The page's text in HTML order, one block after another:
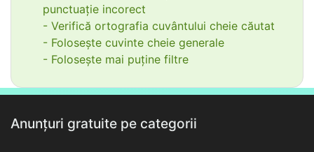
punctuație incorect
- Verifică ortografia cuvântului cheie căutat
- Folosește cuvinte cheie generale
- Folosește mai puține filtre
Anunțuri gratuite pe categorii